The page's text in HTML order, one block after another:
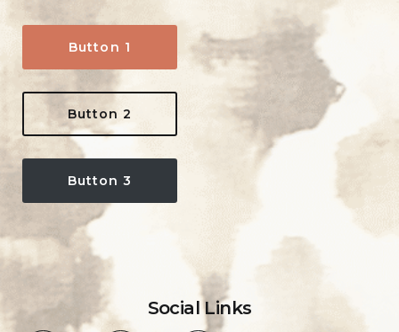
Button 1
Button 2
Button 3
Social Links